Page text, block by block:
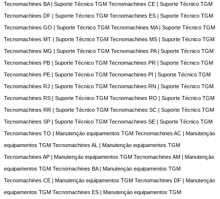
Tecnomachines BA | Suporte Técnico TGM Tecnomachines CE | Suporte Técnico TGM
Tecnomachines DF | Suporte Técnico TGM Tecnomachines ES | Suporte Técnico TGM
Tecnomachines GO | Suporte Técnico TGM Tecnomachines MA | Suporte Técnico TGM
Tecnomachines MT | Suporte Técnico TGM Tecnomachines MS | Suporte Técnico TGM
Tecnomachines MG | Suporte Técnico TGM Tecnomachines PA | Suporte Técnico TGM
Tecnomachines PB | Suporte Técnico TGM Tecnomachines PR | Suporte Técnico TGM
Tecnomachines PE | Suporte Técnico TGM Tecnomachines PI | Suporte Técnico TGM
Tecnomachines RJ | Suporte Técnico TGM Tecnomachines RN | Suporte Técnico TGM
Tecnomachines RS | Suporte Técnico TGM Tecnomachines RO | Suporte Técnico TGM
Tecnomachines RR | Suporte Técnico TGM Tecnomachines SC | Suporte Técnico TGM
Tecnomachines SP | Suporte Técnico TGM Tecnomachines SE | Suporte Técnico TGM
Tecnomachines TO | Manutençāo equipamentos TGM Tecnomachines AC | Manutençāo
equipamentos TGM Tecnomachines AL | Manutençāo equipamentos TGM
Tecnomachines AP | Manutençāo equipamentos TGM Tecnomachines AM | Manutençāo
equipamentos TGM Tecnomachines BA | Manutençāo equipamentos TGM
Tecnomachines CE | Manutençāo equipamentos TGM Tecnomachines DF | Manutençāo
equipamentos TGM Tecnomachines ES | Manutençāo equipamentos TGM